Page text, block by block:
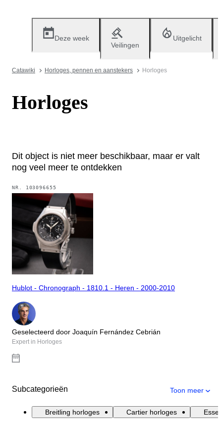
Deze week
Veilingen
Uitgelicht
Catawiki Horloges, pennen en aanstekers Horloges
Horloges
Dit object is niet meer beschikbaar, maar er valt
nog veel meer te ontdekken
NR. 103096655
Hublot - Chronograph - 1810.1 - Heren - 2000-2010
Geselecteerd door Joaquín Fernández Cebrián
Expert in Horloges
Subcategorieën Toon meer
Breitling horloges Cartier horloges